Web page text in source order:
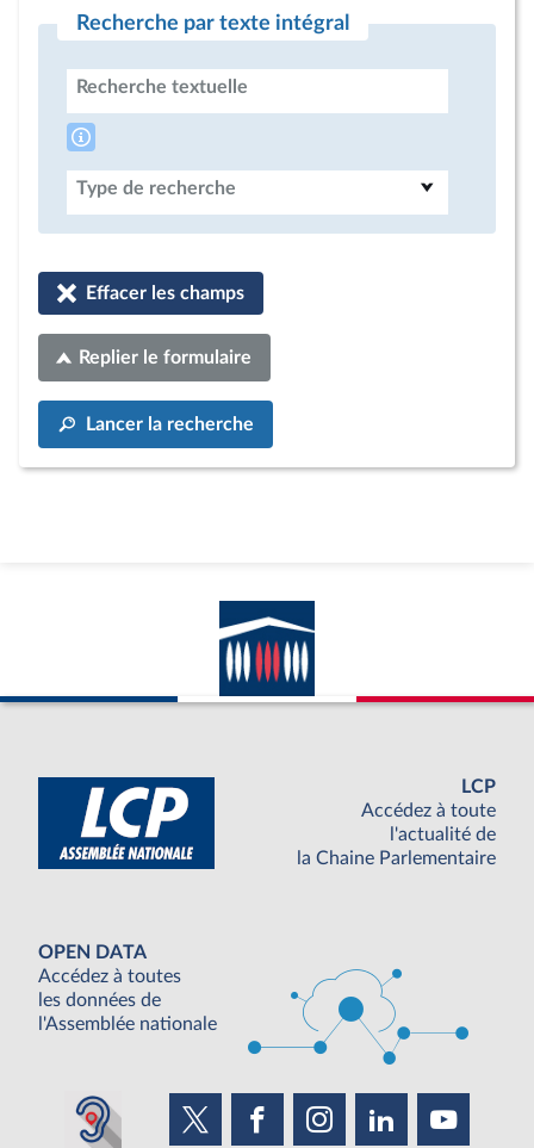
Recherche par texte intégral
Recherche textuelle
Type de recherche
Effacer les champs
Replier le formulaire
Lancer la recherche
LCP
Accédez à toute
l'actualité de
la Chaine Parlementaire
OPEN DATA
Accédez à toutes
les données de
l'Assemblée nationale